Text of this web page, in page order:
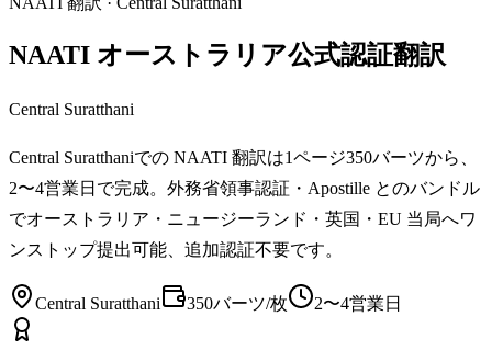
NAATI オーストラリア公式認証翻訳
Central Suratthani
Central Suratthaniでの NAATI 翻訳は1ページ350バーツから、
2〜4営業日で完成。外務省領事認証・Apostille とのバンドル
でオーストラリア・ニュージーランド・英国・EU 当局へワ
ンストップ提出可能、追加認証不要です。
Central Suratthani 350バーツ/枚 2〜4営業日